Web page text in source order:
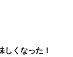
くなった！